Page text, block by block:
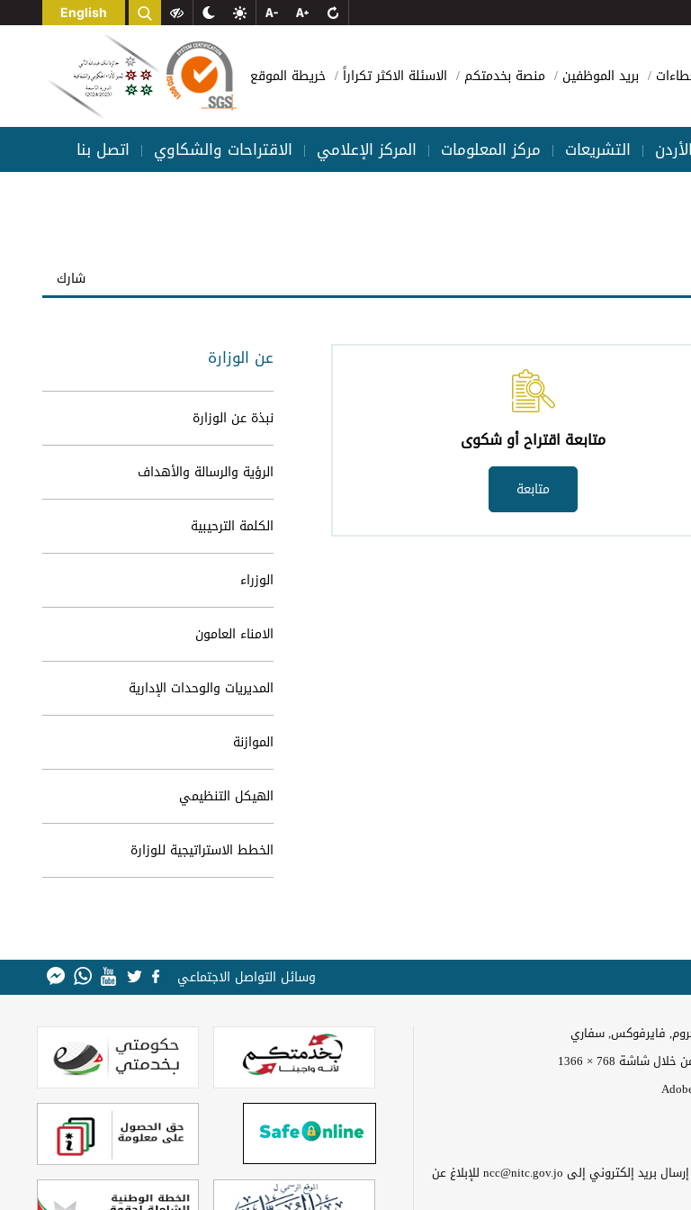
English
بريد الموظفين منصة بخدمتكم الاسئلة الاكثر تكراراً خريطة الموقع
| التشريعات | مركز المعلومات | المركز الإعلامي | الاقتراحات والشكاوي | اتصل بنا
شارك
متابعة اقتراح أو شكوى
متابعة
عن الوزارة
نبذة عن الوزارة
الرؤية والرسالة والأهداف
الكلمة الترحيبية
الوزراء
الامناء العامون
المديريات والوحدات الإدارية
الموازنة
الهيكل التنظيمي
الخطط الاستراتيجية للوزارة
وسائل التواصل الاجتماعي
768 × 1366
يرجى الاتصال على 065008080 أو إرسال بريد إلكتروني إلى ncc@nitc.gov.jo للإبلاغ عن